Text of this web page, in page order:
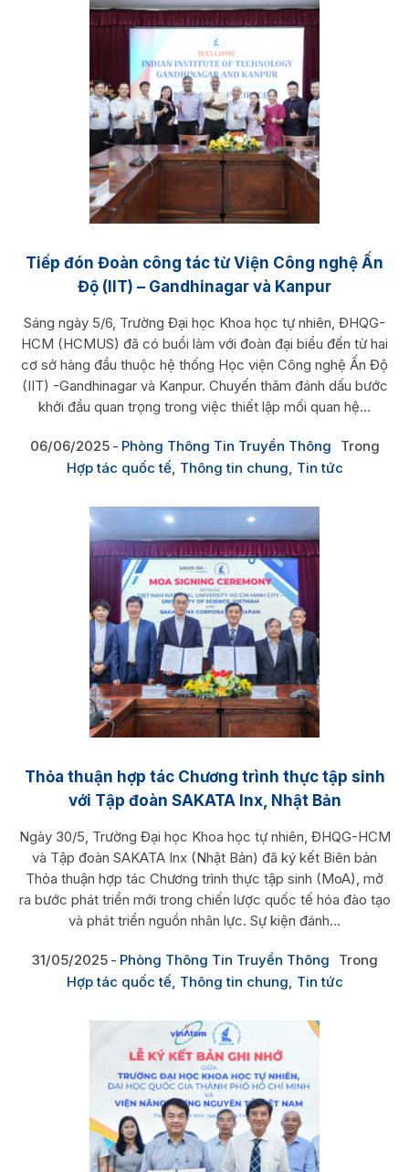
Tiếp đón Đoàn công tác từ Viện Công nghệ Ấn
Độ (IIT) – Gandhinagar và Kanpur
Sáng ngày 5/6, Trường Đại học Khoa học tự nhiên, ĐHQG-
HCM (HCMUS) đã có buổi làm với đoàn đại biểu đến từ hai
cơ sở hàng đầu thuộc hệ thống Học viện Công nghệ Ấn Độ
(IIT) -Gandhinagar và Kanpur. Chuyến thăm đánh dấu bước
khởi đầu quan trọng trong việc thiết lập mối quan hệ...
06/06/2025 Phòng Thông Tin Truyền Thông
Trong
Hợp tác quốc tế, Thông tin chung, Tin tức
Thỏa thuận hợp tác Chương trình thực tập sinh
với Tập đoàn SAKATA Inx, Nhật Bản
Ngày 30/5, Trường Đại học Khoa học tự nhiên, ĐHQG-HCM
và Tập đoàn SAKATA Inx (Nhật Bản) đã ký kết Biên bản
Thỏa thuận hợp tác Chương trình thực tập sinh (MoA), mở
ra bước phát triển mới trong chiến lược quốc tế hóa đào tạo
và phát triển nguồn nhân lực. Sự kiện đánh...
31/05/2025 Phòng Thông Tin Truyền Thông
Trong
Hợp tác quốc tế, Thông tin chung, Tin tức